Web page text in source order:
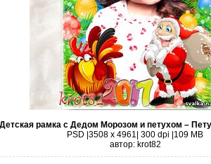
Детская рамка с Дедом Морозом и петухом –
PSD |3508 x 4961| 300 dpi |109 MB
автор: krot82